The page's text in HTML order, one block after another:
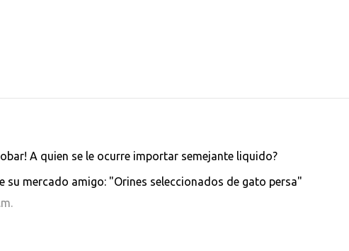
A quien se le ocurre importar semejante liquido?
su mercado amigo: "Orines seleccionados de gato persa"